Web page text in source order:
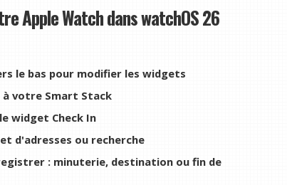
Apple Watch dans watchOS 26
le bas pour modifier les widgets
à votre Smart Stack
widget Check In
d'adresses ou recherche
: minuterie, destination ou fin de